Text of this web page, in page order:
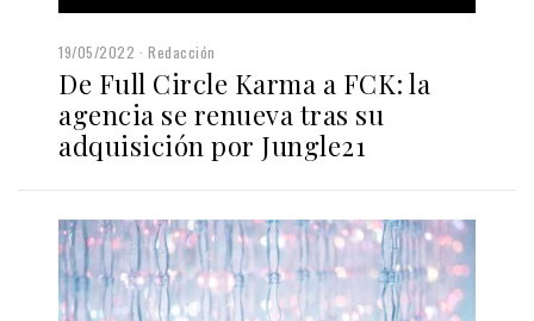
19/05/2022 Redacción
De Full Circle Karma a FCK: la
agencia se renueva tras su
adquisición por Jungle21